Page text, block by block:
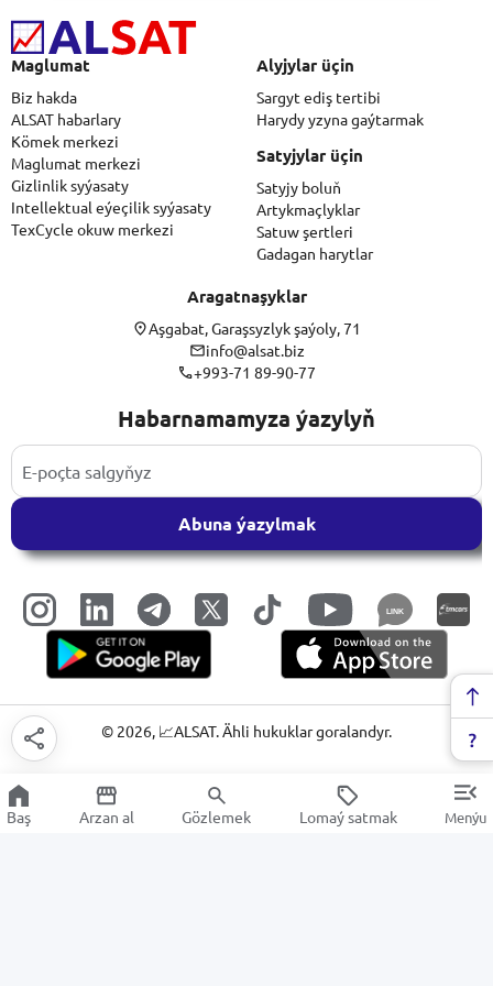
Maglumat
Biz hakda
ALSAT habarlary
Kömek merkezi
Maglumat merkezi
Gizlinlik syýasaty
Intellektual eýeçilik syýasaty
TexCycle okuw merkezi
Alyjylar üçin
Sargyt ediş tertibi
Harydy yzyna gaýtarmak
Satyjylar üçin
Satyjy boluň
Artykmaçlyklar
Satuw şertleri
Gadagan harytlar
Aragatnaşyklar
Aşgabat, Garaşsyzlyk şaýoly, 71
info@alsat.biz
+993-71 89-90-77
Habarnamamyza ýazylyň
Abuna ýazylmak
LINK
© 2026, 📈ALSAT. Ähli hukuklar goralandyr.
Baş Arzan al Gözlemek Lomaý satmak Menýu